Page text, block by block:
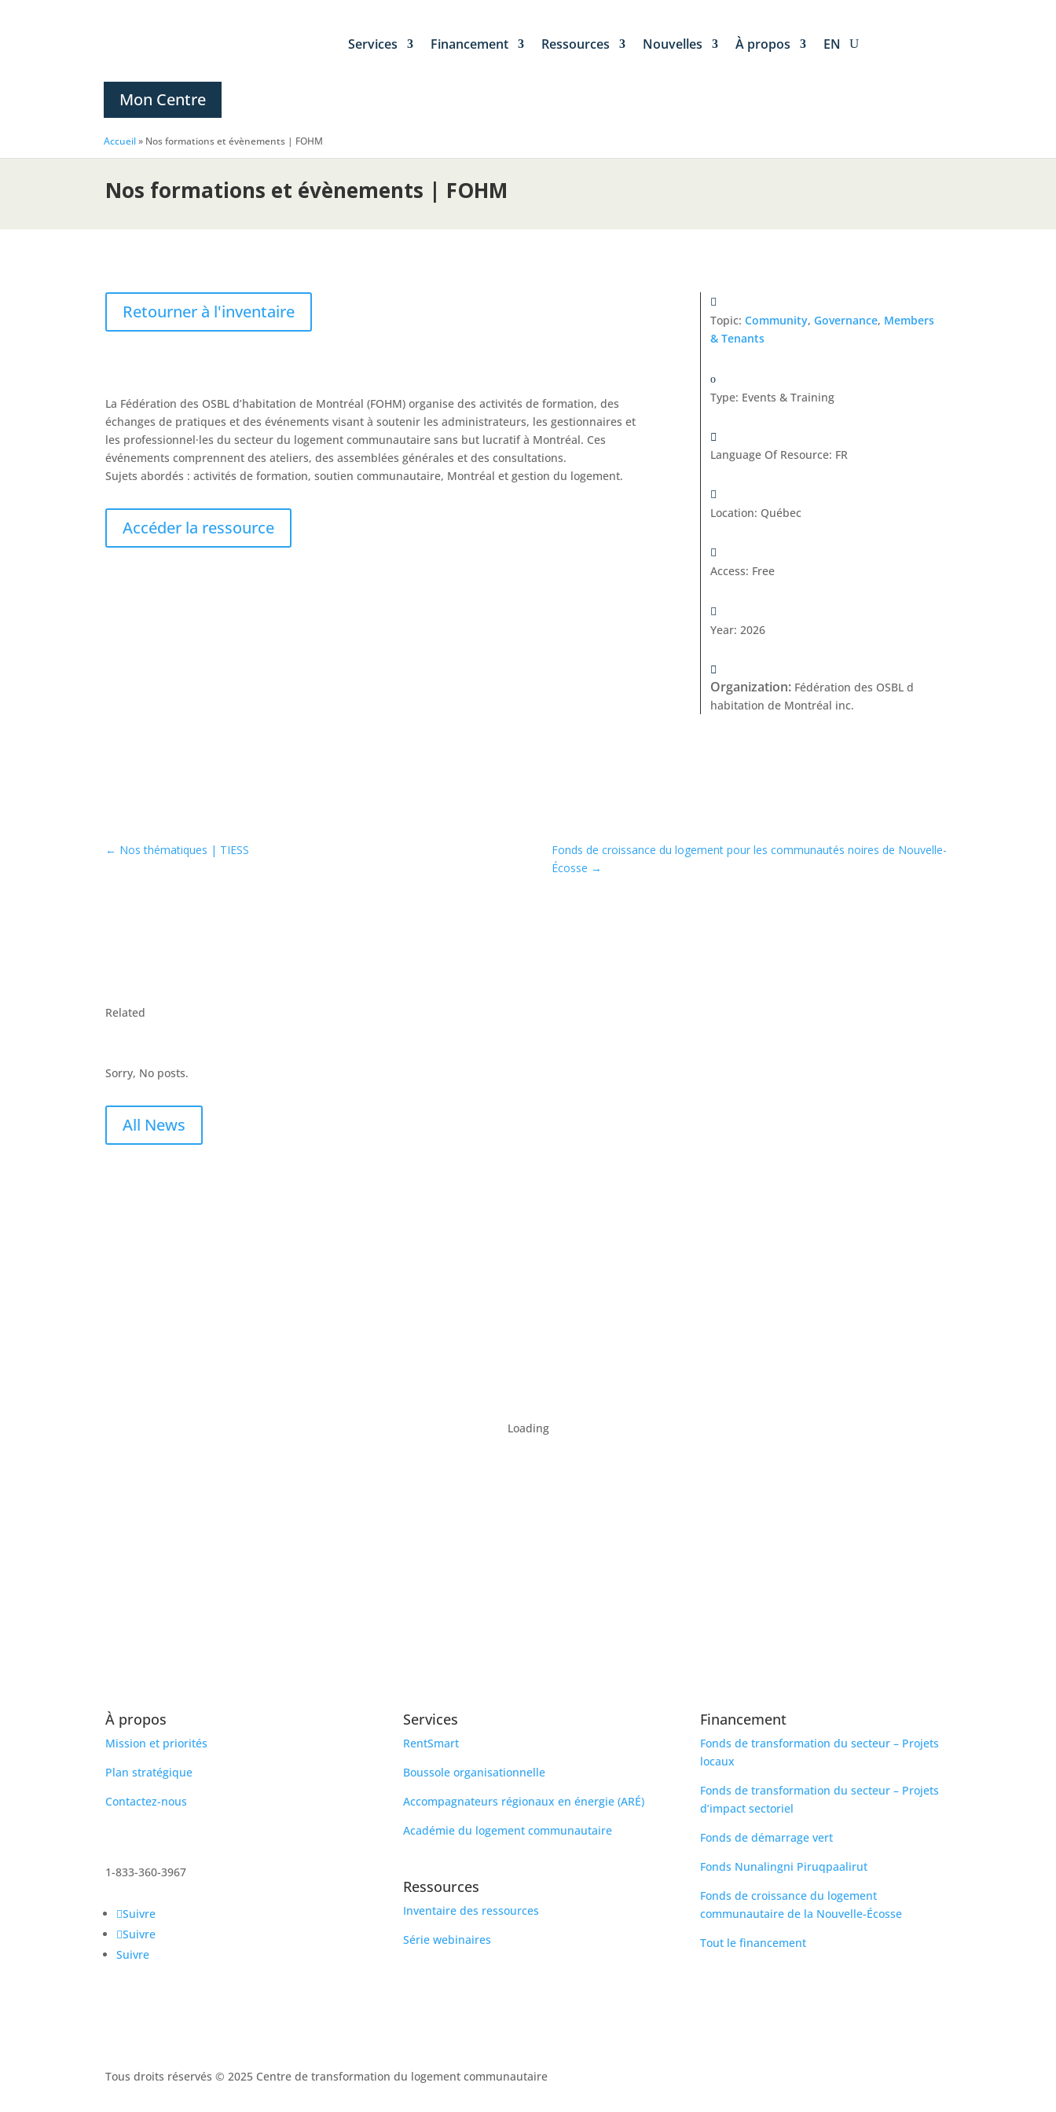
Services Financement Ressources Nouvelles À propos EN
Mon Centre
Accueil» Nos formations et évènements | FOHM
Nos formations et évènements | FOHM
Retourner à l'inventaire
La Fédération des OSBL d’habitation de Montréal (FOHM) organise des activités de formation, des
échanges de pratiques et des événements visant à soutenir les administrateurs, les gestionnaires et
les professionnel·les du secteur du logement communautaire sans but lucratif à Montréal. Ces
événements comprennent des ateliers, des assemblées générales et des consultations.
Sujets abordés : activités de formation, soutien communautaire, Montréal et gestion du logement.
Accéder la ressource
Topic: Community, Governance, Members
& Tenants
Type: Events & Training
Language Of Resource: FR
Location: Québec
Access: Free
Year: 2026
Organization: Fédération des OSBL d
habitation de Montréal inc.
← Nos thématiques | TIESS
Fonds de croissance du logement pour les communautés noires de Nouvelle-
Écosse →
Related
Sorry, No posts.
All News
Loading
À propos
Mission et priorités
Plan stratégique
Contactez-nous
1-833-360-3967
Suivre
Suivre
Suivre
Services
RentSmart
Boussole organisationnelle
Accompagnateurs régionaux en énergie (ARÉ)
Académie du logement communautaire
Ressources
Inventaire des ressources
Série webinaires
Financement
Fonds de transformation du secteur – Projets
locaux
Fonds de transformation du secteur – Projets
d’impact sectoriel
Fonds de démarrage vert
Fonds Nunalingni Piruqpaalirut
Fonds de croissance du logement
communautaire de la Nouvelle-Écosse
Tout le financement
Tous droits réservés © 2025 Centre de transformation du logement communautaire